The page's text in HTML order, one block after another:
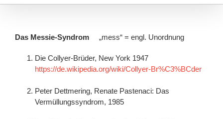
Das Messie-Syndrom „mess“ = engl. Unordnung
Die Collyer-Brüder, New York 1947
https://de.wikipedia.org/wiki/Collyer-Br%C3%BCder
Peter Dettmering, Renate Pastenaci: Das
Vermüllungssyndrom, 1985